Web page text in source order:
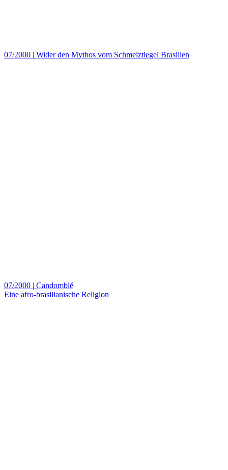
07/2000 | Wider den Mythos vom Schmelztiegel Brasilien
07/2000 | Candomblé
Eine afro-brasilianische Religion